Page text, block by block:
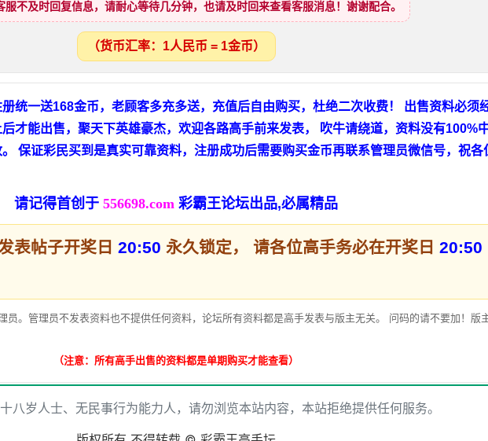
服不及时回复信息，请耐心等待几分钟，也请及时回来查看客服消息！谢谢配合。
（货币汇率：1人民币 = 1金币）
统一送168金币，老顾客多充多送，充值后自由购买，杜绝二次收费！ 出售资料必须
才能出售，聚天下英雄豪杰，欢迎各路高手前来发表， 吹牛请绕道，资料没有100%
保证彩民买到是真实可靠资料，注册成功后需要购买金币再联系管理员微信号，祝各
请记得首创于 556698.com 彩霸王论坛出品,必属精品
表帖子开奖日 20:50 永久锁定， 请各位高手务必在开奖日 20:50
员。管理员不发表资料也不提供任何资料，论坛所有资料都是高手发表与版主无关。 问码的请不要加！版
（注意：所有高手出售的资料都是单期购买才能查看）
八岁人士、无民事行为能力人，请勿浏览本站内容，本站拒绝提供任何服务。